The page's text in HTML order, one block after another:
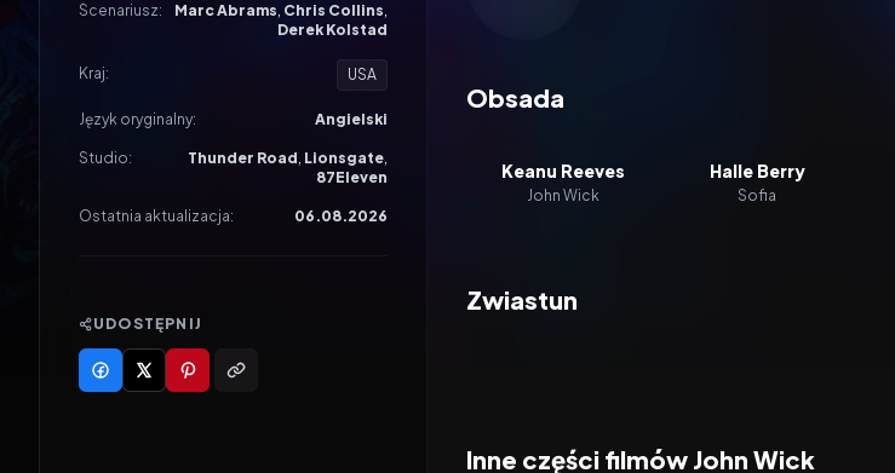
Scenariusz: Marc Abrams, Chris Collins,
Derek Kolstad
Kraj: USA
Język oryginalny: Angielski
Studio: Thunder Road, Lionsgate,
87Eleven
Ostatnia aktualizacja: 06.08.2026
UDOSTĘPNIJ
Obsada
Keanu Reeves
John Wick
Halle Berry
Sofia
Zwiastun
Inne części filmów John Wick